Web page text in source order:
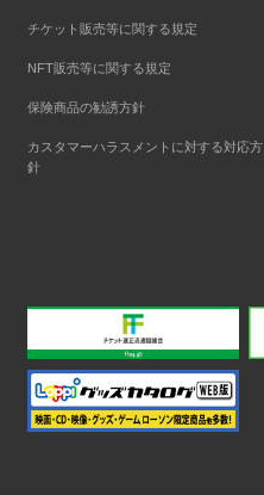
チケット販売等に関する規定
NFT販売等に関する規定
保険商品の勧誘方針
カスタマーハラスメントに対する対応方
針